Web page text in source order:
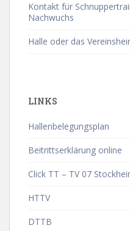
Kontakt für
Nachwuchs
Halle oder das
LINKS
Hallenbelegungsplan
Beitrittserklärung online
Click TT – TV 07
HTTV
DTTB